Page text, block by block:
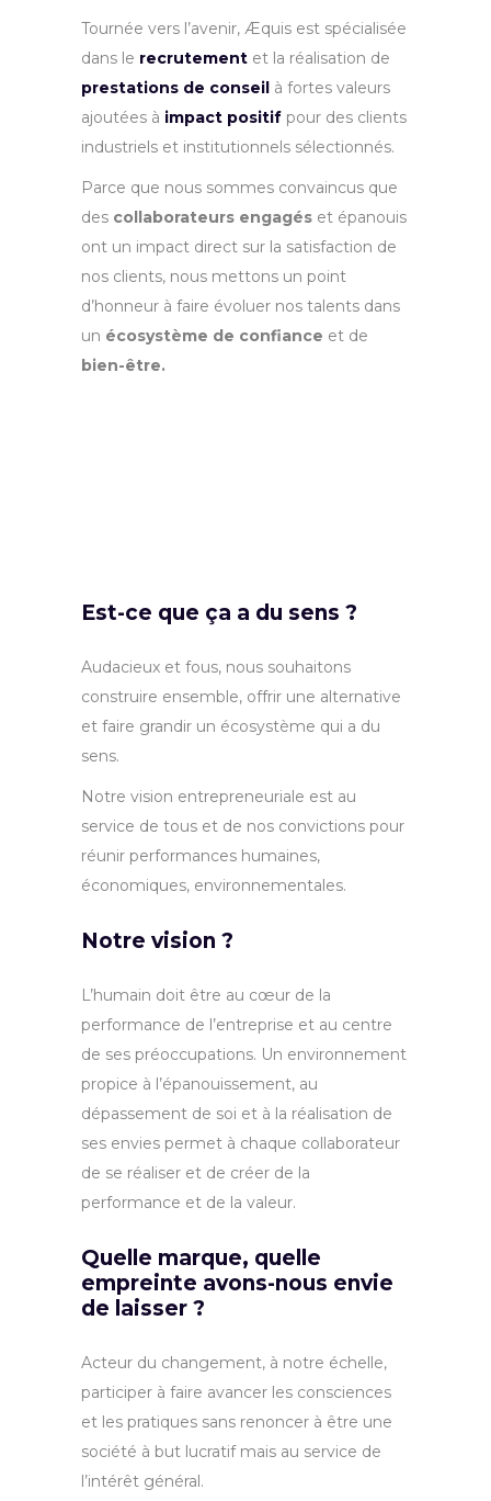
Tournée vers l’avenir, Æquis est spécialisée
dans le recrutement et la réalisation de
prestations de conseil à fortes valeurs
ajoutées à impact positif pour des clients
industriels et institutionnels sélectionnés.
Parce que nous sommes convaincus que
des collaborateurs engagés et épanouis
ont un impact direct sur la satisfaction de
nos clients, nous mettons un point
d’honneur à faire évoluer nos talents dans
un écosystème de confiance et de
bien-être.
Est-ce que ça a du sens ?
Audacieux et fous, nous souhaitons
construire ensemble, offrir une alternative
et faire grandir un écosystème qui a du
sens.
Notre vision entrepreneuriale est au
service de tous et de nos convictions pour
réunir performances humaines,
économiques, environnementales.
Notre vision ?
L’humain doit être au cœur de la
performance de l’entreprise et au centre
de ses préoccupations. Un environnement
propice à l’épanouissement, au
dépassement de soi et à la réalisation de
ses envies permet à chaque collaborateur
de se réaliser et de créer de la
performance et de la valeur.
Quelle marque, quelle
empreinte avons-nous envie
de laisser ?
Acteur du changement, à notre échelle,
participer à faire avancer les consciences
et les pratiques sans renoncer à être une
société à but lucratif mais au service de
l’intérêt général.